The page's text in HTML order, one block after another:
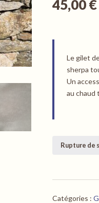
45,00€
Le gilet
sherpa
Un
au chaud
Rupture de
Catégories :